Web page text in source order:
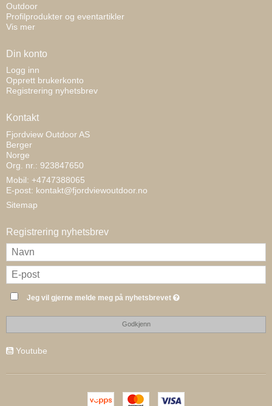
Outdoor
Profilprodukter og eventartikler
Vis mer
Din konto
Logg inn
Opprett brukerkonto
Registrering nyhetsbrev
Kontakt
Fjordview Outdoor AS
Berger
Norge
Org. nr.: 923847650
Mobil: +4747388065
E-post: kontakt@fjordviewoutdoor.no
Sitemap
Registrering nyhetsbrev
Jeg vil gjerne melde meg på nyhetsbrevet
Godkjenn
Youtube